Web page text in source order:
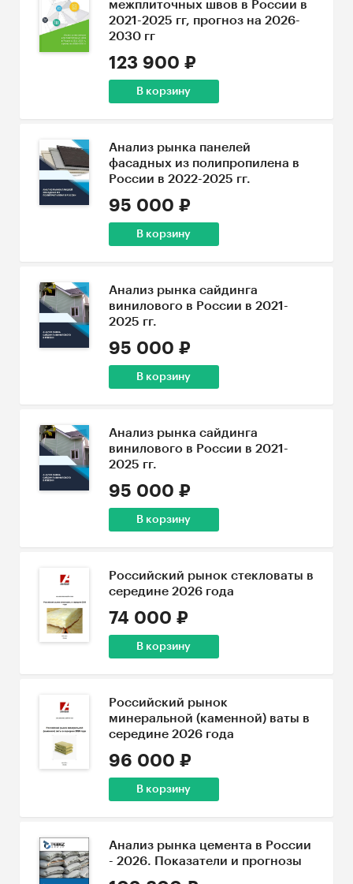
межплиточных швов в России в
2021-2025 гг, прогноз на 2026-
2030 гг
123 900 ₽
В корзину
Анализ рынка панелей
фасадных из полипропилена в
России в 2022-2025 гг.
95 000 ₽
В корзину
Анализ рынка сайдинга
винилового в России в 2021-
2025 гг.
95 000 ₽
В корзину
Анализ рынка сайдинга
винилового в России в 2021-
2025 гг.
95 000 ₽
В корзину
Российский рынок стекловаты в
середине 2026 года
74 000 ₽
В корзину
Российский рынок
минеральной (каменной) ваты в
середине 2026 года
96 000 ₽
В корзину
Анализ рынка цемента в России
- 2026. Показатели и прогнозы